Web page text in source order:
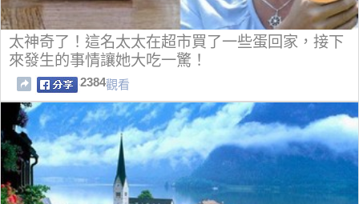
太神奇了！這名太太在超市買了一些蛋回家，接下
來發生的事情讓她大吃一驚！
2384觀看